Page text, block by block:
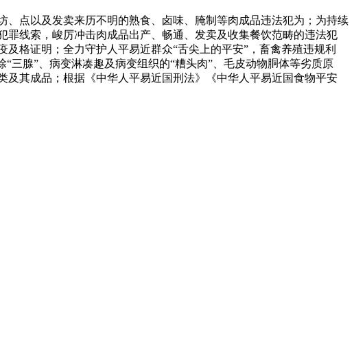
点以及发卖来历不明的熟食、卤味、腌制等肉成品违法犯为；为持续
线索，峻厉冲击肉成品出产、畅通、发卖及收集餐饮范畴的违法犯
格证明；全力守护人平易近群众“舌尖上的平安”，畜禽养殖违规利
三腺”、病变淋凑趣及病变组织的“糟头肉”、毛皮动物胴体等劣质原
其成品；根据《中华人平易近国刑法》《中华人平易近国食物平安